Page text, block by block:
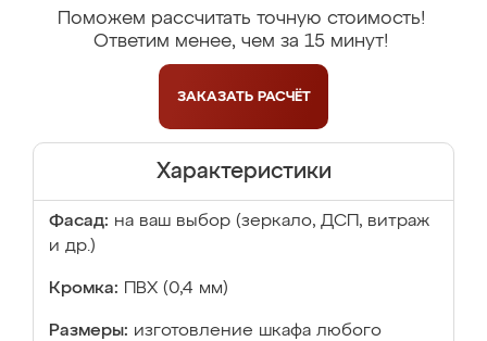
Поможем рассчитать точную стоимость!
Ответим менее, чем за 15 минут!
ЗАКАЗАТЬ РАСЧЁТ
Характеристики
Фасад: на ваш выбор (зеркало, ДСП, витраж
и др.)
Кромка: ПВХ (0,4 мм)
Размеры: изготовление шкафа любого